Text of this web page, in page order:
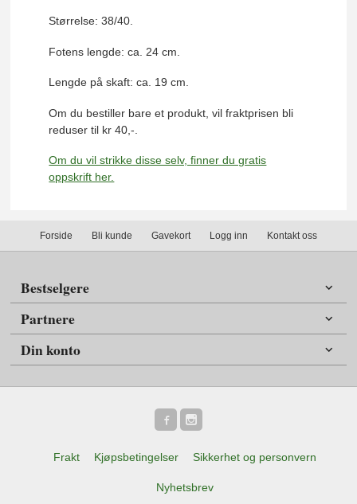
Størrelse: 38/40.
Fotens lengde: ca. 24 cm.
Lengde på skaft: ca. 19 cm.
Om du bestiller bare et produkt, vil fraktprisen bli
reduser til kr 40,-.
Om du vil strikke disse selv, finner du gratis
oppskrift her.
Forside Bli kunde Gavekort Logg inn Kontakt oss
Bestselgere
Partnere
Din konto
Frakt Kjøpsbetingelser Sikkerhet og personvern
Nyhetsbrev